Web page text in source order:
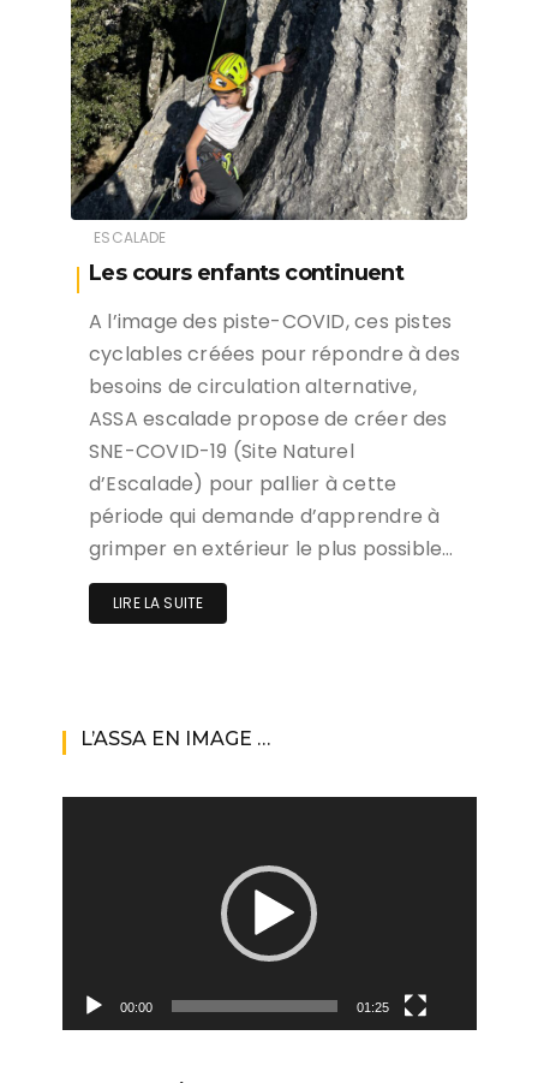
ESCALADE
Les cours enfants continuent
A l’image des piste-COVID, ces pistes
cyclables créées pour répondre à des
besoins de circulation alternative,
ASSA escalade propose de créer des
SNE-COVID-19 (Site Naturel
d’Escalade) pour pallier à cette
période qui demande d’apprendre à
grimper en extérieur le plus possible…
LIRE LA SUITE
L’ASSA EN IMAGE …
00:00 01:25